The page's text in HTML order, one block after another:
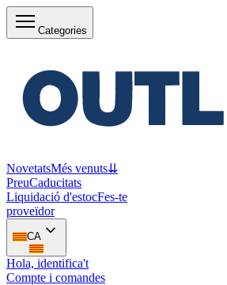
Categories
NovetatsMés venuts⇊
PreuCaducitats
Liquidació d'estocFes-te
proveïdor
CA
Hola, identifica't
Compte i comandes